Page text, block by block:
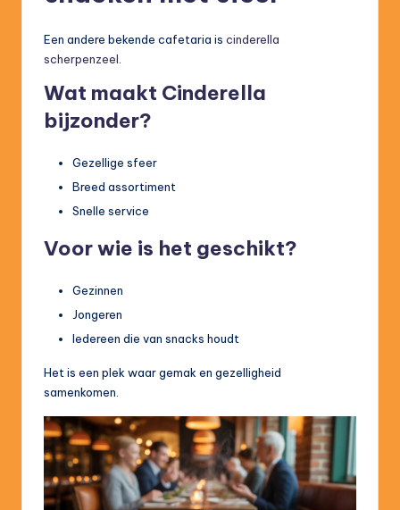
Een andere bekende cafetaria is cinderella
scherpenzeel
Wat maakt Cinderella
bijzonder?
Gezellige sfeer
Breed assortiment
Snelle service
Voor wie is het geschikt?
Gezinnen
Jongeren
Iedereen die van snacks houdt
Het is een plek waar gemak en gezelligheid
samenkomen.